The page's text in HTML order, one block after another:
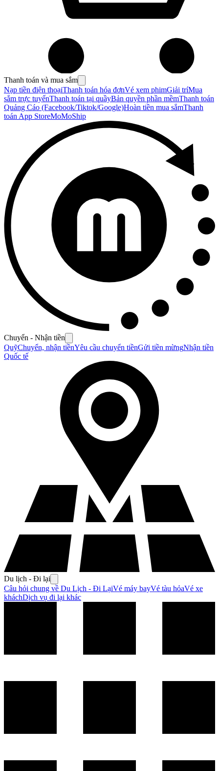
Thanh toán và mua sắm
Nạp tiền điện thoạiThanh toán hóa đơnVé xem phimGiải tríMua
sắm trực tuyếnThanh toán tại quầyBản quyền phần mềmThanh toán
Quảng Cáo (Facebook/Tiktok/Google)Hoàn tiền mua sắmThanh
toán App StoreMoMoShip
Chuyển - Nhận tiền
QuỹChuyển, nhận tiềnYêu cầu chuyển tiềnGửi tiền mừngNhận tiền
Quốc tế
Du lịch - Đi lại
Câu hỏi chung về Du Lịch - Đi LạiVé máy bayVé tàu hỏaVé xe
kháchDịch vụ đi lại khác